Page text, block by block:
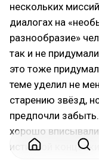
нескольких
диалогах на
разнообразие»
так и не
это тоже
теме уделил не
старению звёзд,
предпочли
хорошо
истинной концовки.